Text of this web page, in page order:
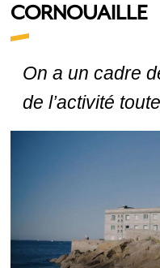
CORNOUAILLE
On a un cadre
de l’activité